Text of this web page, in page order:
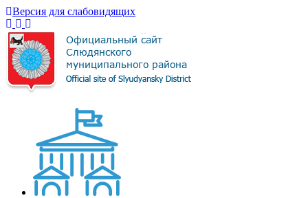
Версия для слабовидящих